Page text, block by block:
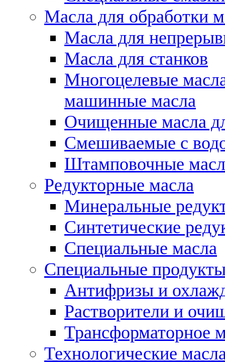
Масла для обработки
Масла для
Масла для станков
Многоцелевые
машинные масла
Очищенные масла
Смешиваемые с
Штамповочные
Редукторные масла
Минеральные
Синтетические
Специальные масла
Специальные
Антифризы и
Растворители и
Трансформаторное
Технологические